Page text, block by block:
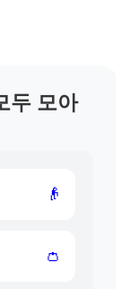
두 모아
👴
👛